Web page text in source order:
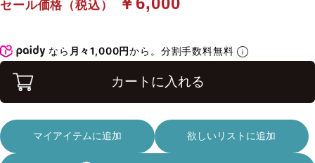
セール価格（税込）
なら 月々1,000円から。分割手数料無料
カートに入れる
マイアイテムに追加 欲しいリストに追加